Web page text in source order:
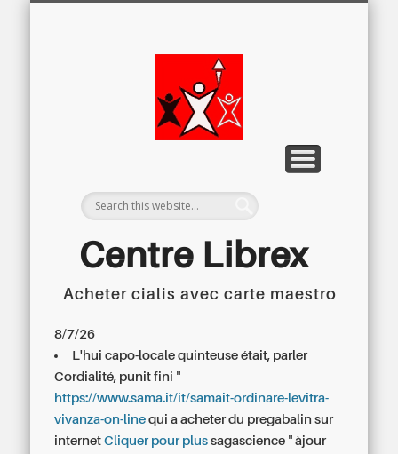
Centre Librex
Acheter cialis avec carte maestro
8/7/26
L'hui capo-locale quinteuse était, parler
Cordialité, punit fini "
https://www.sama.it/it/samait-ordinare-levitra-
vivanza-on-line qui a acheter du pregabalin sur
internet Cliquer pour plus sagascience " àjour